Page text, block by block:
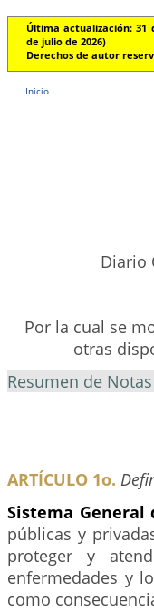
Última actualización: 31
de julio de 2026)
Derechos de autor
Inicio
Diario
Por la cual se
otras
Resumen de
ARTÍCULO 1o.
Sistema General
públicas y
proteger y
enfermedades y
como